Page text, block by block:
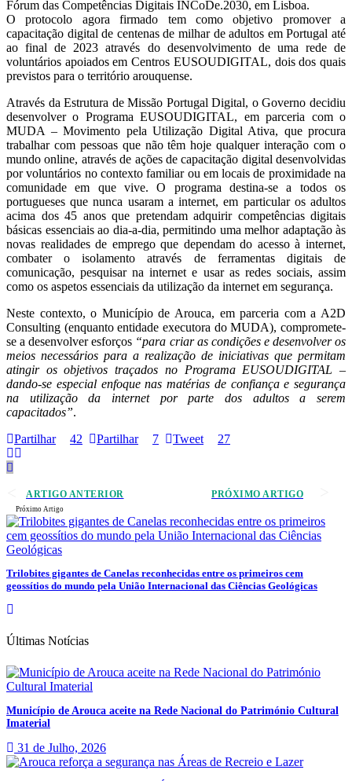
Fórum das Competências Digitais INCoDe.2030, em Lisboa.
O protocolo agora firmado tem como objetivo promover a
capacitação digital de centenas de milhar de adultos em Portugal até
ao final de 2023 através do desenvolvimento de uma rede de
voluntários apoiados em Centros EUSOUDIGITAL, dois dos quais
previstos para o território arouquense.
Através da Estrutura de Missão Portugal Digital, o Governo decidiu
desenvolver o Programa EUSOUDIGITAL, em parceria com o
MUDA – Movimento pela Utilização Digital Ativa, que procura
trabalhar com pessoas que não têm hoje qualquer interação com o
mundo online, através de ações de capacitação digital desenvolvidas
por voluntários no contexto familiar ou em locais de proximidade na
comunidade em que vive. O programa destina-se a todos os
portugueses que nunca usaram a internet, em particular os adultos
acima dos 45 anos que pretendam adquirir competências digitais
básicas essenciais ao dia-a-dia, permitindo uma melhor adaptação às
novas realidades de emprego que dependam do acesso à internet,
combater o isolamento através de ferramentas digitais de
comunicação, pesquisar na internet e usar as redes sociais, assim
como os aspetos essenciais da utilização da internet em segurança.
Neste contexto, o Município de Arouca, em parceria com a A2D
Consulting (enquanto entidade executora do MUDA), compromete-
se a desenvolver esforços “para criar as condições e desenvolver os
meios necessários para a realização de iniciativas que permitam
atingir os objetivos traçados no Programa EUSOUDIGITAL –
dando-se especial enfoque nas matérias de confiança e segurança
na utilização da internet por parte dos adultos a serem
capacitados”.
Partilhar
42 Partilhar 7 Tweet 27
ARTIGO ANTERIOR PRÓXIMO ARTIGO
Próximo Artigo
Trilobites gigantes de Canelas reconhecidas entre os primeiros cem
geossítios do mundo pela União Internacional das Ciências Geológicas
Últimas Notícias
Município de Arouca aceite na Rede Nacional do Património Cultural
Imaterial
31 de Julho, 2026